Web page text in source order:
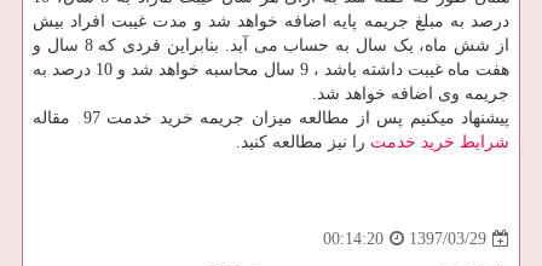
درصد به مبلغ جریمه پایه اضافه خواهد شد و مدت غیبت افراد بیش
از شش ماه، یک سال به حساب می آید. بنابراین فردی که 8 سال و
هفت ماه غیبت داشته باشد ، 9 سال محاسبه خواهد شد و 10 درصد به
جریمه وی اضافه خواهد شد.
پیشنهاد میکنیم پس از مطالعه میزان جریمه خرید خدمت 97 مقاله
شرایط خرید خدمت را نیز مطالعه کنید.
1397/03/29
00:14:20